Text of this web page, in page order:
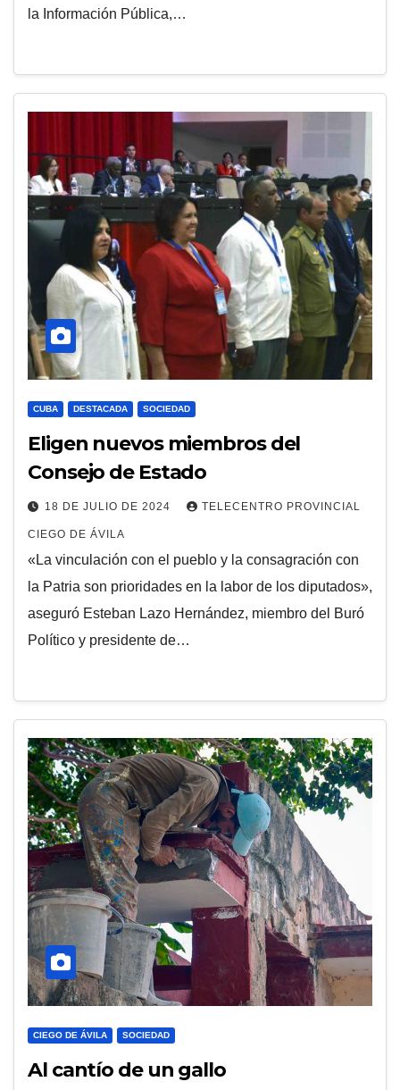
la Información Pública,…
CUBA DESTACADA SOCIEDAD
Eligen nuevos miembros del
Consejo de Estado
18 DE JULIO DE 2024 TELECENTRO PROVINCIAL
CIEGO DE ÁVILA
«La vinculación con el pueblo y la consagración con
la Patria son prioridades en la labor de los diputados»,
aseguró Esteban Lazo Hernández, miembro del Buró
Político y presidente de…
CIEGO DE ÁVILA SOCIEDAD
Al cantío de un gallo